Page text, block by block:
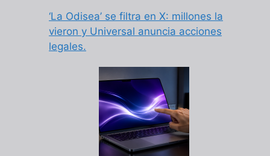
‘La Odisea’ se filtra en X: millones la
vieron y Universal anuncia acciones
legales.